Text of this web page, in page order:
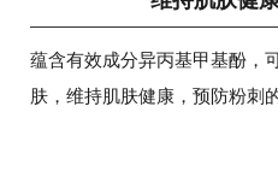
蕴含有效成分异丙基甲基酚，
肤，维持肌肤健康，预防粉刺